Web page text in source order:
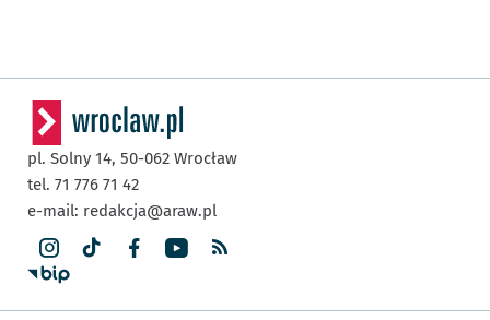
pl. Solny 14, 50-062 Wrocław
tel. 71 776 71 42
e-mail: redakcja@araw.pl